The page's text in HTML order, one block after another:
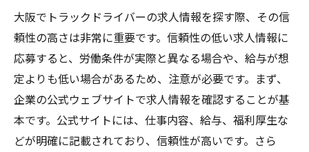
大阪でトラックドライバーの求人情報を探す際、その信
頼性の高さは非常に重要です。信頼性の低い求人情報に
応募すると、労働条件が実際と異なる場合や、給与が想
定よりも低い場合があるため、注意が必要です。まず、
企業の公式ウェブサイトで求人情報を確認することが基
本です。公式サイトには、仕事内容、給与、福利厚生な
どが明確に記載されており、信頼性が高いです。さら